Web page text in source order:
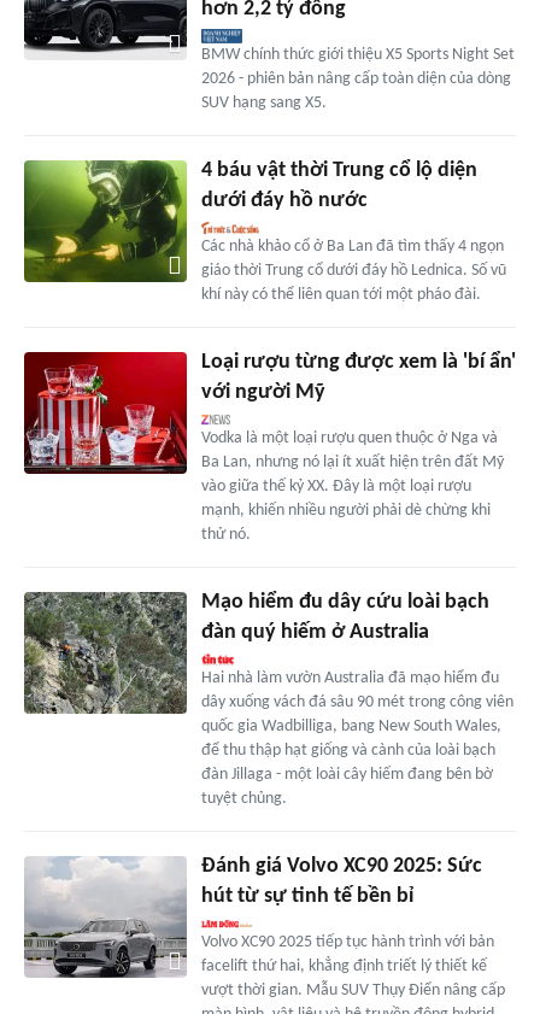
hơn 2,2 tỷ đồng
BMW chính thức giới thiệu X5 Sports Night Set
2026 - phiên bản nâng cấp toàn diện của dòng
SUV hạng sang X5.
4 báu vật thời Trung cổ lộ diện
dưới đáy hồ nước
Các nhà khảo cổ ở Ba Lan đã tìm thấy 4 ngọn
giáo thời Trung cổ dưới đáy hồ Lednica. Số vũ
khí này có thể liên quan tới một pháo đài.
Loại rượu từng được xem là 'bí ẩn'
với người Mỹ
Vodka là một loại rượu quen thuộc ở Nga và
Ba Lan, nhưng nó lại ít xuất hiện trên đất Mỹ
vào giữa thế kỷ XX. Đây là một loại rượu
mạnh, khiến nhiều người phải dè chừng khi
thử nó.
Mạo hiểm đu dây cứu loài bạch
đàn quý hiếm ở Australia
Hai nhà làm vườn Australia đã mạo hiểm đu
dây xuống vách đá sâu 90 mét trong công viên
quốc gia Wadbilliga, bang New South Wales,
để thu thập hạt giống và cành của loài bạch
đàn Jillaga - một loài cây hiếm đang bên bờ
tuyệt chủng.
Đánh giá Volvo XC90 2025: Sức
hút từ sự tinh tế bền bỉ
Volvo XC90 2025 tiếp tục hành trình với bản
facelift thứ hai, khẳng định triết lý thiết kế
vượt thời gian. Mẫu SUV Thụy Điển nâng cấp